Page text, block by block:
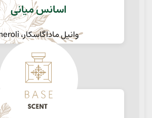
اسانس میانی
وانیل ماداگاسکار، neroli